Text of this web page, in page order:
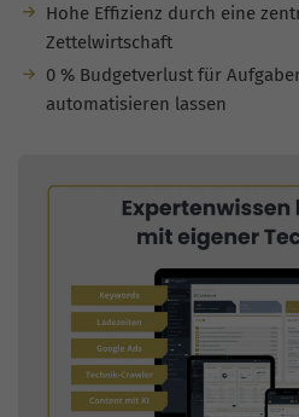
Hohe Effizienz durch eine
Zettelwirtschaft
0 % Budgetverlust für
automatisieren lassen